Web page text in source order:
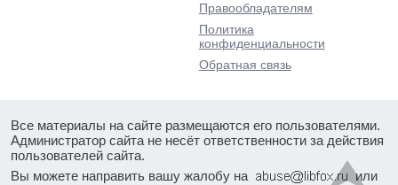
Правообладателям
Политика
конфиденциальности
Обратная связь
Все материалы на сайте размещаются его пользователями.
Администратор сайта не несёт ответственности за действия
пользователей сайта.
Вы можете направить вашу жалобу на
или